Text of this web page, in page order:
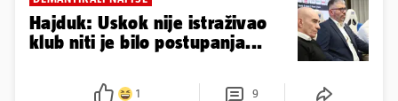
Hajduk: Uskok nije istraživao
klub niti je bilo postupanja...
1 9